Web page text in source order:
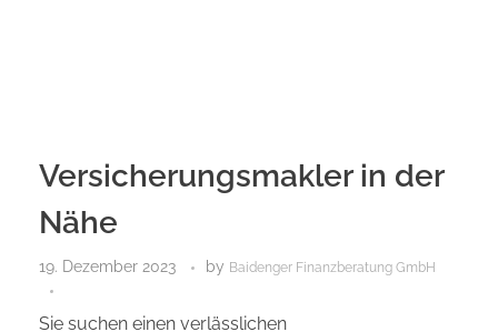
Versicherungsmakler in der
Nähe
19. Dezember 2023 by Baidenger Finanzberatung GmbH
Sie suchen einen verlässlichen